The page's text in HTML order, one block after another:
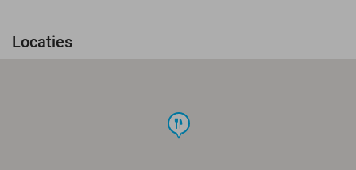
Locaties
food